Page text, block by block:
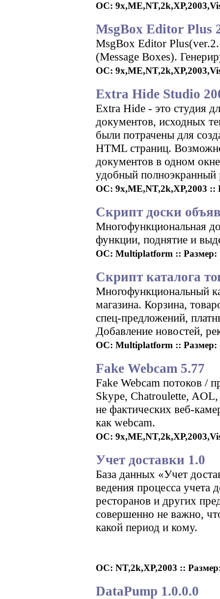
ОС:
MsgBox Editor Plus
MsgBox Editor
(Message Boxes).
ОС:
Extra Hide Studio
Extra Hide - это студия
документов, исходных
были потрачены для
HTML страниц.
документов в одном
удобный
ОС: 9x,ME,NT,2k,XP,2003 ::
Скрипт доски
Многофункциональная
функции, поднятие и
ОС: Multiplatform :: Размер:
Скрипт каталога
Многофункциональный
магазина. Корзина,
спец-предложений,
Добавление новостей,
ОС: Multiplatform :: Размер:
Fake Webcam 5.77
Fake Webcam потоков /
Skype, Chatroulette,
не фактических веб-
как webcam.
ОС:
Учет доставки 1.0
База данных «Учет
ведения процесса учета
ресторанов и других
совершенно не важно,
какой период и кому.
ОС: NT,2k,XP,2003 ::
DataPump 1.0.0.0